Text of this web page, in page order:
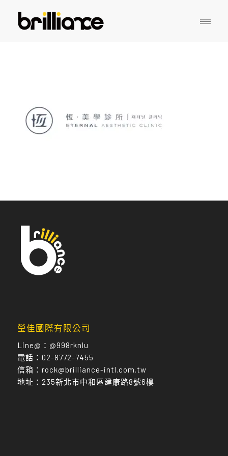
瑩佳國際有限公司
Line@： @998rknlu
電話： 02-8772-7455
信箱： rock@brilliance-intl.com.tw
地址： 235新北市中和區建康路8號6樓